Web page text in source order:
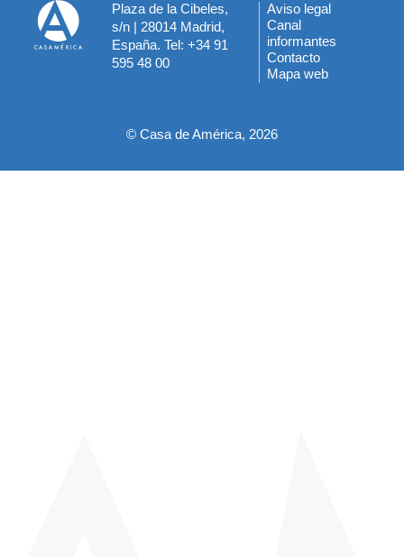
Plaza de la Cibeles,
s/n | 28014 Madrid,
España. Tel: +34 91
595 48 00
Menú
del
pie
Aviso legal
Canal
informantes
Contacto
Mapa web
© Casa de América, 2026